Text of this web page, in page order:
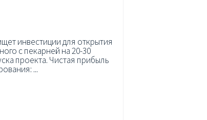
инвестиции для открытия
с пекарней на 20-30
проекта. Чистая прибыль
...